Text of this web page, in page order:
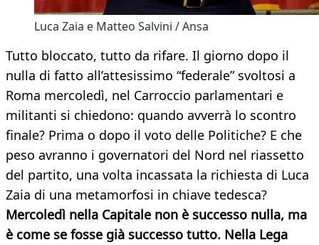
Luca Zaia e Matteo Salvini / Ansa
Tutto bloccato, tutto da rifare. Il giorno dopo il
nulla di fatto all’attesissimo “federale” svoltosi a
Roma mercoledì, nel Carroccio parlamentari e
militanti si chiedono: quando avverrà lo scontro
finale? Prima o dopo il voto delle Politiche? E che
peso avranno i governatori del Nord nel riassetto
del partito, una volta incassata la richiesta di Luca
Zaia di una metamorfosi in chiave tedesca?
Mercoledì nella Capitale non è successo nulla, ma
è come se fosse già successo tutto. Nella Lega